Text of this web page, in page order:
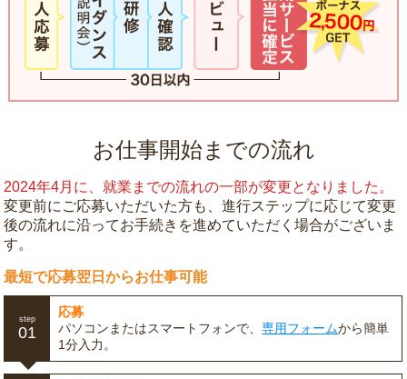
お仕事開始までの流れ
2024年4月に、就業までの流れの一部が変更となりました。
変更前にご応募いただいた方も、進行ステップに応じて変更
後の流れに沿ってお手続きを進めていただく場合がございま
す。
最短で応募翌日からお仕事可能
step
01
応募
パソコンまたはスマートフォンで、専用フォームから簡単
1分入力。